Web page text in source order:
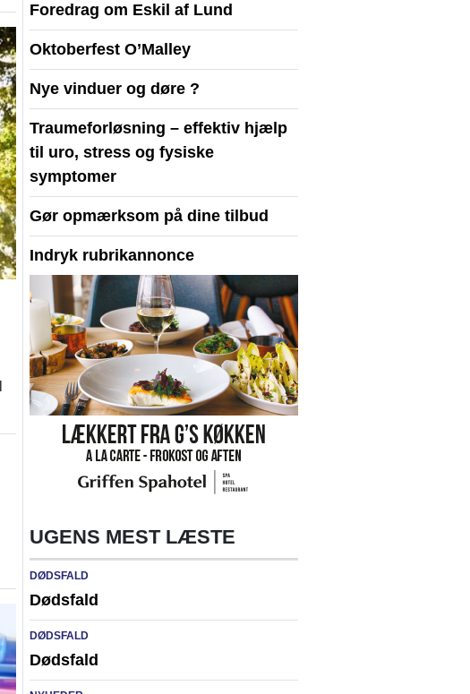
Foredrag om Eskil af Lund
Oktoberfest O’Malley
Nye vinduer og døre ?
Traumeforløsning – effektiv hjælp
til uro, stress og fysiske
symptomer
Gør opmærksom på dine tilbud
Indryk rubrikannonce
UGENS MEST LÆSTE
DØDSFALD
Dødsfald
DØDSFALD
Dødsfald